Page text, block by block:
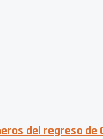
del regreso de